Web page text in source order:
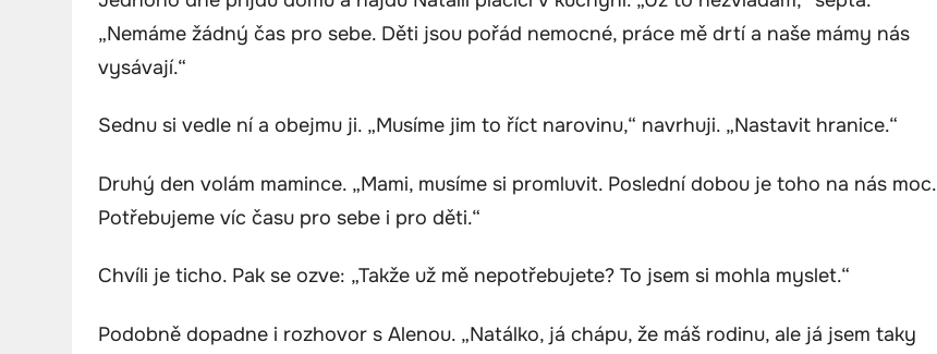
„Nemáme žádný čas pro sebe. Děti jsou pořád nemocné, práce mě drtí a naše mámy nás
vysávají.“
Sednu si vedle ní a obejmu ji. „Musíme jim to říct narovinu,“ navrhuji. „Nastavit hranice.“
Druhý den volám mamince. „Mami, musíme si promluvit. Poslední dobou je toho na nás moc.
Potřebujeme víc času pro sebe i pro děti.“
Chvíli je ticho. Pak se ozve: „Takže už mě nepotřebujete? To jsem si mohla myslet.“
Podobně dopadne i rozhovor s Alenou. „Natálko, já chápu, že máš rodinu, ale já jsem taky